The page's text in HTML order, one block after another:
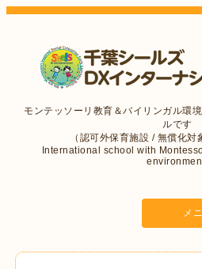
モンテッソーリ教育＆バイリンガル環
ルです
（認可外保育施設 / 無償化対
International school with
メ